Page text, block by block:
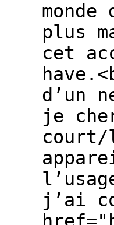
plus
cet
d’un
je
j’ai